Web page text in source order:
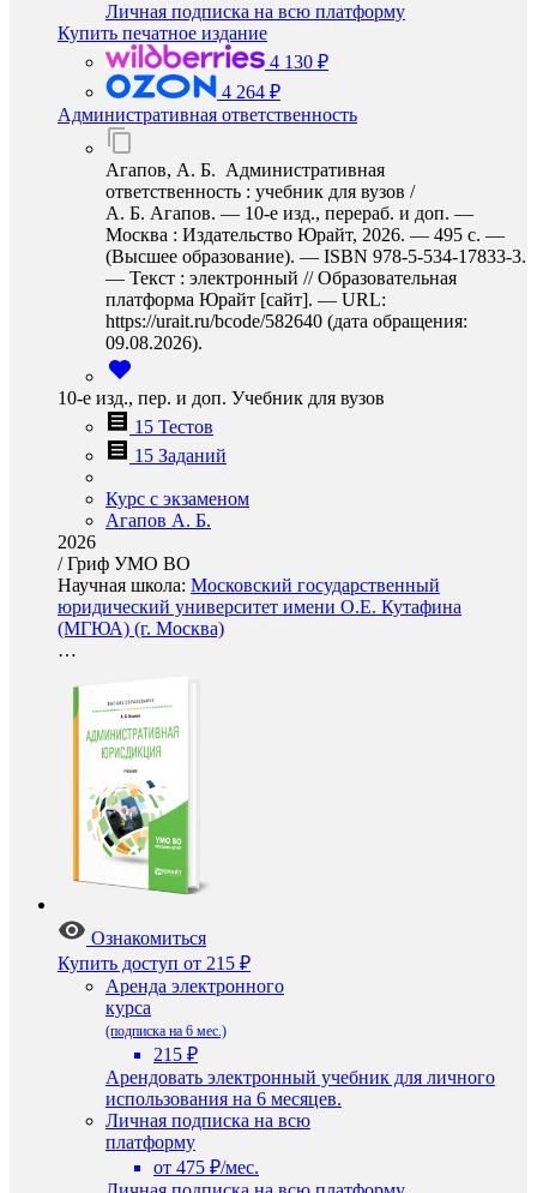
Личная подписка на всю платформу
Купить печатное издание
4 130 ₽
4 264 ₽
Административная ответственность
Агапов, А. Б. Административная
ответственность : учебник для вузов /
А. Б. Агапов. — 10-е изд., перераб. и доп. —
Москва : Издательство Юрайт, 2026. — 495 с. —
(Высшее образование). — ISBN 978-5-534-17833-3.
— Текст : электронный // Образовательная
платформа Юрайт [сайт]. — URL:
https://urait.ru/bcode/582640 (дата обращения:
09.08.2026).
10-е изд., пер. и доп. Учебник для вузов
15 Тестов
15 Заданий
Курс с экзаменом
Агапов А. Б.
2026
/Гриф УМО ВО
Научная школа: Московский государственный
юридический университет имени О.Е. Кутафина
(МГЮА) (г. Москва)
…
Ознакомиться
Купить доступ от 215 ₽
Аренда электронного
курса
(подписка на 6 мес.)
215 ₽
Арендовать электронный учебник для личного
использования на 6 месяцев.
Личная подписка на всю
платформу
от 475 ₽/мес.